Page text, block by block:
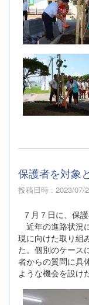
保護者を対象
投稿日時 : 2023/07/
７月７日に、保
近年の進路状況
現に向けた取り組
た。個別のケース
者からの質問に具
ような機会を設け